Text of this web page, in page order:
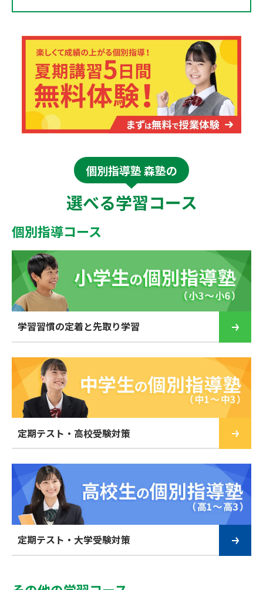
個別指導塾 森塾の
選べる学習コース
個別指導コース
学習習慣の定着と先取り学習
定期テスト・高校受験対策
定期テスト・大学受験対策